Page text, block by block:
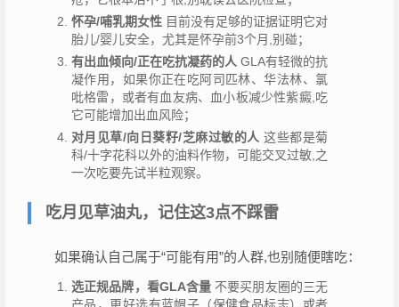
怀孕/哺乳期女性 目前没有足够的证据证明它对
胎儿/婴儿安全，尤其是怀孕前3个月,别碰；
有出血倾向/正在吃抗凝药的人 GLA有轻微的抗
凝作用，如果你正在吃阿司匹林、华法林、氯
吡格雷，或者有血友病、血小板减少性紫癜,吃
它可能增加出血风险；
对月见草/向日葵籽/芝麻过敏的人 这些都是菊
科/十字花科以外的油料作物，可能交叉过敏,之
一次吃要先试半粒观察。
吃月见草油丸，记住这3点不踩雷
如果确认自己属于“可能有用”的人群,也别随便瞎吃：
选正规品牌，看GLA含量 不要买朋友圈的三无